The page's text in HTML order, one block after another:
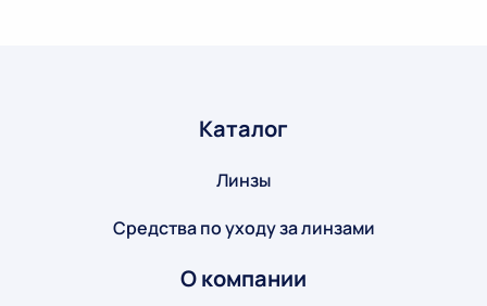
Каталог
Линзы
Средства по уходу за линзами
О компании